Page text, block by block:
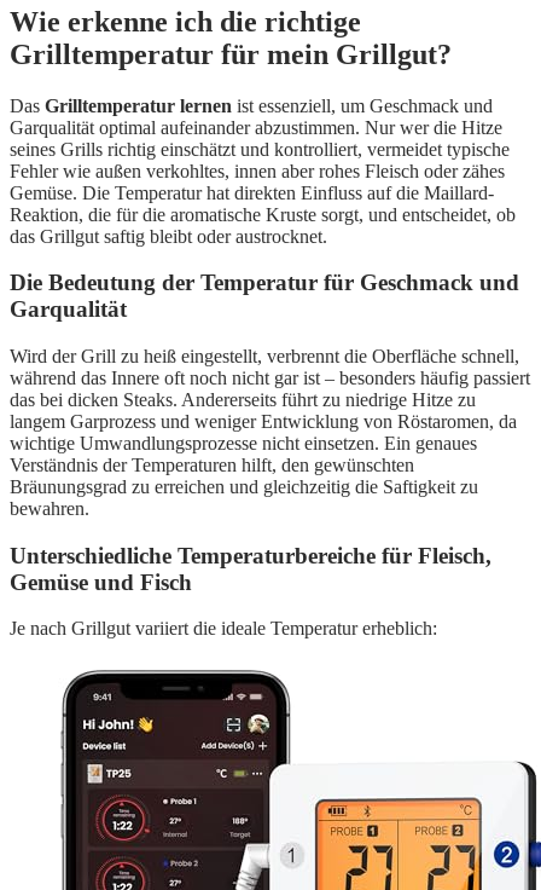
Wie erkenne ich die richtige
Grilltemperatur für mein Grillgut?
Das Grilltemperatur lernen ist essenziell, um Geschmack und
Garqualität optimal aufeinander abzustimmen. Nur wer die Hitze
seines Grills richtig einschätzt und kontrolliert, vermeidet typische
Fehler wie außen verkohltes, innen aber rohes Fleisch oder zähes
Gemüse. Die Temperatur hat direkten Einfluss auf die Maillard-
Reaktion, die für die aromatische Kruste sorgt, und entscheidet, ob
das Grillgut saftig bleibt oder austrocknet.
Die Bedeutung der Temperatur für Geschmack und
Garqualität
Wird der Grill zu heiß eingestellt, verbrennt die Oberfläche schnell,
während das Innere oft noch nicht gar ist – besonders häufig passiert
das bei dicken Steaks. Andererseits führt zu niedrige Hitze zu
langem Garprozess und weniger Entwicklung von Röstaromen, da
wichtige Umwandlungsprozesse nicht einsetzen. Ein genaues
Verständnis der Temperaturen hilft, den gewünschten
Bräunungsgrad zu erreichen und gleichzeitig die Saftigkeit zu
bewahren.
Unterschiedliche Temperaturbereiche für Fleisch,
Gemüse und Fisch
Je nach Grillgut variiert die ideale Temperatur erheblich: